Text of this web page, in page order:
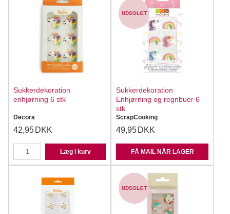
Sukkerdekoration
enhjørning 6 stk
Decora
42,95 DKK
Læg i kurv
UDSOLGT
Sukkerdekoration
Enhjørning og regnbuer 6
stk
ScrapCooking
49,95 DKK
FÅ MAIL NÅR LAGER
UDSOLGT